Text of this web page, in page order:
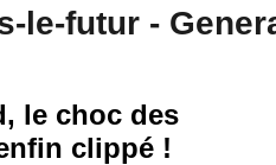
le-futur -
le choc des
clippé !